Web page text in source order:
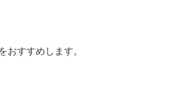
おすすめします。